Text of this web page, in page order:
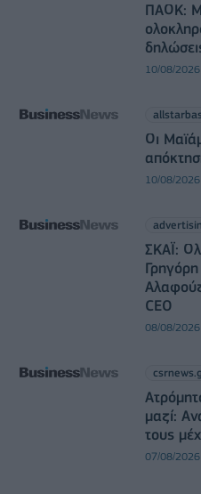
ΠΑΟΚ:
10/08/
Οι
10/08/
ΣΚΑΪ:
CEO
08/08/
μαζί:
τους
07/08/